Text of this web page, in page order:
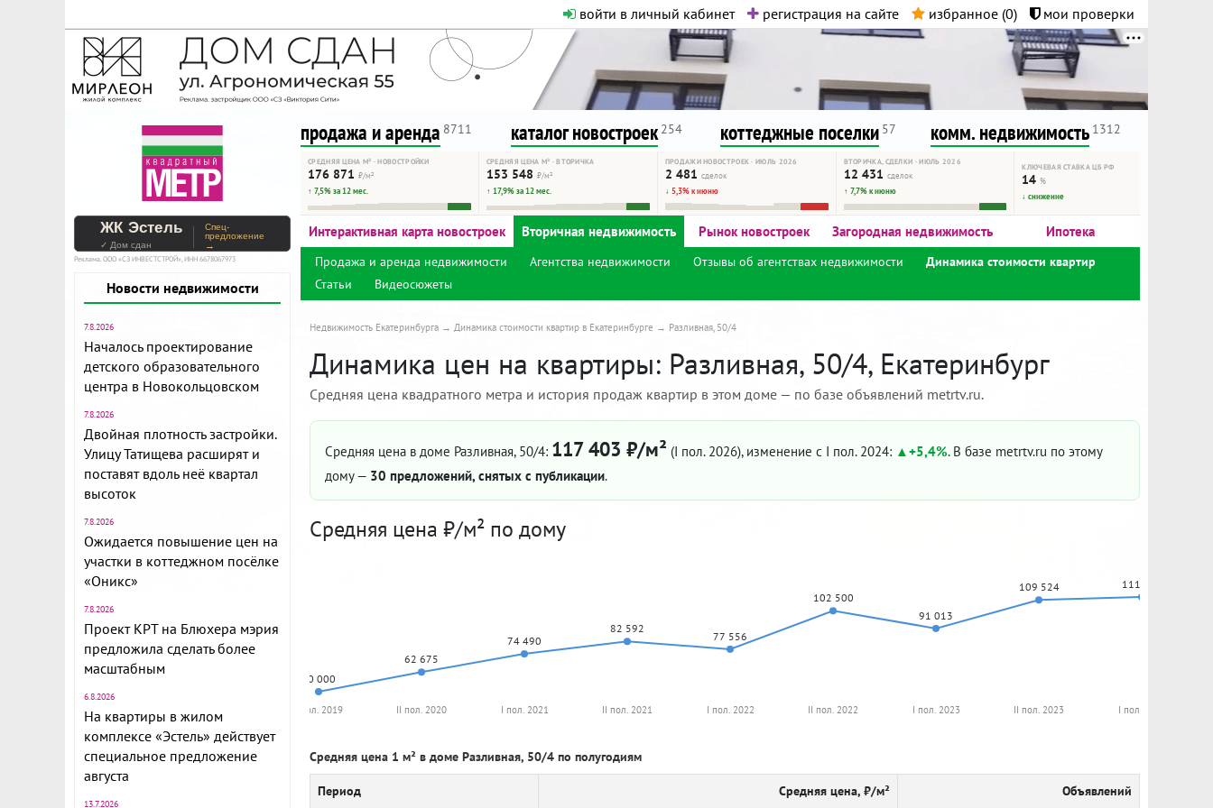
войти в личный кабинет регистрация на сайте избранное (0) мои проверки
На Метре реклама - только нормальная. Никакого шок-контента.
Помогайте независимому ресурсу, как он помогает вам. Удачи!
продажа и аренда 8711 каталог новостроек 254 коттеджные поселки 57 комм. недвижимость 1312
СРЕДНЯЯ ЦЕНА М² · НОВОСТРОЙКИ
176 871 ₽/м²
↑ 7,5% за 12 мес.
СРЕДНЯЯ ЦЕНА М² · ВТОРИЧКА
153 548 ₽/м²
↑ 17,9% за 12 мес.
ПРОДАЖИ НОВОСТРОЕК · ИЮЛЬ 2026
2 481 сделок
↓ 5,3% к июню
ВТОРИЧКА, СДЕЛКИ · ИЮЛЬ 2026
12 431 сделок
↑ 7,7% к июню
КЛЮЧЕВАЯ СТАВКА ЦБ РФ
14%
↓ снижение
ЖК Эстель
✓ Дом сдан
Спец-
предложение
→
Реклама. ООО «СЗ ИНВЕСТСТРОЙ», ИНН 6678067973
Новости недвижимости
7.8.2026
Началось проектирование
детского образовательного
центра в Новокольцовском
7.8.2026
Двойная плотность застройки.
Улицу Татищева расширят и
поставят вдоль неё квартал
высоток
7.8.2026
Ожидается повышение цен на
участки в коттеджном посёлке
«Оникс»
7.8.2026
Проект КРТ на Блюхера мэрия
предложила сделать более
масштабным
6.8.2026
На квартиры в жилом
комплексе «Эстель» действует
специальное предложение
августа
13.7.2026
Интерактивная карта новостроек Вторичная недвижимость Рынок новостроек Загородная недвижимость Ипотека
Продажа и аренда недвижимости Агентства недвижимости Отзывы об агентствах недвижимости
Динамика стоимости квартир
Статьи
Видеосюжеты
Недвижимость Екатеринбурга Динамика стоимости квартир в Екатеринбурге Разливная, 50/4
Динамика цен на квартиры: Разливная, 50/4, Екатеринбург
Средняя цена квадратного метра и история продаж квартир в этом доме — по базе объявлений metrtv.ru.
Средняя цена в доме Разливная, 50/4: 117 403 ₽/м² (I пол. 2026), изменение с I пол. 2024: +5,4%. В базе metrtv.ru по этому
дому — 30 предложений, снятых с публикации.
Средняя цена ₽/м² по дому
50 000
62 675
74 490
82 592
77 556
102 500
91 013
109 524 111 414
I пол. 2019 II пол. 2020 I пол. 2021 II пол. 2021 I пол. 2022 II пол. 2022 I пол. 2023 II пол. 2023 I пол. 2024
Средняя цена 1 м² в доме Разливная, 50/4 по полугодиям
Период Средняя цена, ₽/м² Объявлений